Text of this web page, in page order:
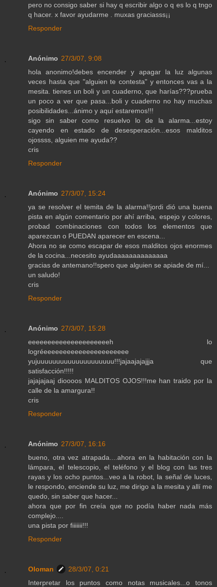
pero no consigo saber si hay q escribir algo o q es lo q tngo
q hacer. x favor ayudarme . muxas graciasss¡¡
Responder
Anónimo 27/3/07, 9:08
hola anonimo!debes encender y apagar la luz algunas
veces hasta que "alguien te contesta" y entonces vas a la
mesita. tienes un boli y un cuaderno, que harías???prueba
un poco a ver que pasa...boli y cuaderno no hay muchas
posibilidades...ánimo y aquí estaremos!!!
sigo sin saber como resuelvo lo de la alarma...estoy
cayendo en estado de desesperación...esos malditos
ojossss, alguien me ayuda??
cris
Responder
Anónimo 27/3/07, 15:24
ya se resolver el temita de la alarma!!jordi dió una buena
pista en algún comentario por ahí arriba, espejo y colores,
probad combinaciones con todos los elementos que
aparezcan o PUEDAN aparecer en escena...
Ahora no se como escapar de esos malditos ojos enormes
de la cocina...necesito ayudaaaaaaaaaaaaaa
gracias de antemano!!spero que alguien se apiade de mí...
un saludo!
cris
Responder
Anónimo 27/3/07, 15:28
eeeeeeeeeeeeeeeeeeeeeh lo
logréeeeeeeeeeeeeeeeeeeeeee
yujuuuuuuuuuuuuuuuuuuuu!!!jajaajajajjja que
satisfacción!!!!!
jajajajaaj dioooos MALDITOS OJOS!!!me han traido por la
calle de la amargura!!
cris
Responder
Anónimo 27/3/07, 16:16
bueno, otra vez atrapada....ahora en la habitación con la
lámpara, el telescopio, el teléfono y el blog con las tres
rayas y los ocho puntos...veo a la robot, la señal de luces,
le respondo, enciende su luz, me dirigo a la mesita y allí me
quedo, sin saber que hacer...
ahora que por fin creía que no podía haber nada más
complejo....
una pista por fiiiiiii!!!
Responder
Oloman
28/3/07, 0:21
Interpretar los puntos como notas musicales...o tonos